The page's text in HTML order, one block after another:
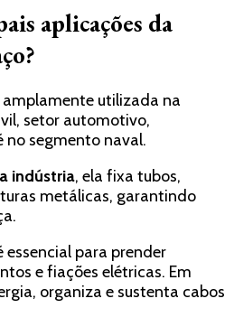
aplicações da
utilizada na
setor automotivo,
no segmento naval.
indústria, ela fixa tubos,
metálicas, garantindo
essencial para prender
e fiações elétricas. Em
organiza e sustenta cabos